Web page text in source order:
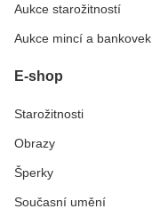
Aukce starožitností
Aukce mincí a bankovek
E-shop
Starožitnosti
Obrazy
Šperky
Současní umění